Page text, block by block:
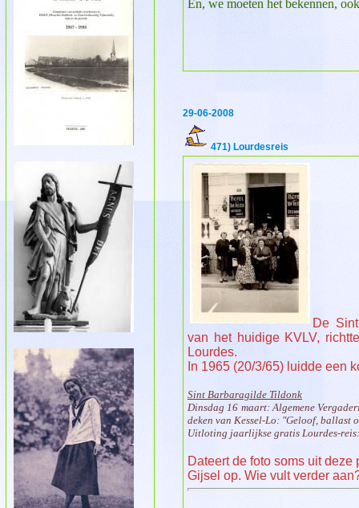
En, we moeten het bekennen,
29-06-2008
471) Lourdesreis
De
van het huidige KVLV,
Lourdes.
In 1965 (20/3/65) luidde een
Sint Barbaragilde Tildonk
Dinsdag 16 maart: Algemene
deken van Kessel-Lo: "Geloof, ballast
Uitloting jaarlijkse gratis Lourdes-
Dateert de foto soms uit
Gijsel op. Wie vult verder